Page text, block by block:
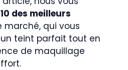
des meilleurs
marché, qui vous
teint parfait tout en
de maquillage